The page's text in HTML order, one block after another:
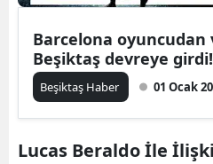
Barcelona oyuncudan
Beşiktaş devreye girdi!
Beşiktaş Haber 01 Ocak
Lucas Beraldo İle